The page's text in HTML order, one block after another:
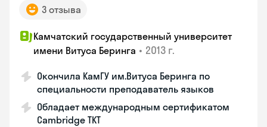
3 отзыва
Камчатский государственный университет
имени Витуса Беринга • 2013 г.
Окончила КамГУ им.Витуса Беринга по
специальности преподаватель языков
Обладает международным сертификатом
Cambridge TKT